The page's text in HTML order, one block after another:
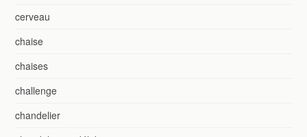
cerveau
chaise
chaises
challenge
chandelier